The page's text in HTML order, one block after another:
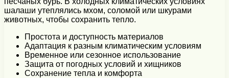
шалаши утеплялись мхом, соломой или шкурами
животных, чтобы сохранить тепло.
Простота и доступность материалов
Адаптация к разным климатическим условиям
Временное или сезонное использование
Защита от погодных условий и хищников
Сохранение тепла и комфорта